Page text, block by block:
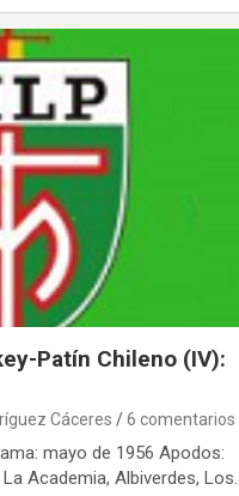
Patín Chileno (IV):
Cáceres 6 comentarios
mayo de 1956 Apodos:
Academia, Albiverdes, Los…